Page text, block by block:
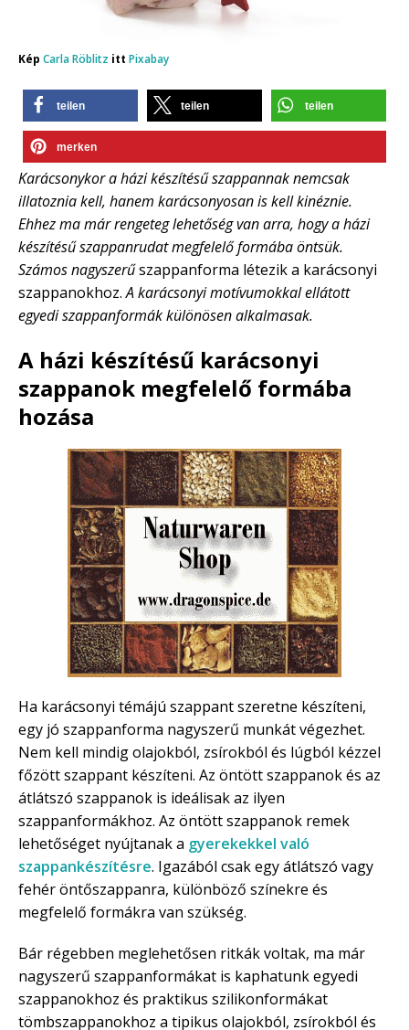
Kép Carla Röblitz itt Pixabay
teilen teilen teilen
merken
Karácsonykor a házi készítésű szappannak nemcsak
illatoznia kell, hanem karácsonyosan is kell kinéznie.
Ehhez ma már rengeteg lehetőség van arra, hogy a házi
készítésű szappanrudat megfelelő formába öntsük.
Számos nagyszerűszappanforma létezik a karácsonyi
szappanokhoz.A karácsonyi motívumokkal ellátott
egyedi szappanformák különösen alkalmasak.
A házi készítésű karácsonyi
szappanok megfelelő formába
hozása
Ha karácsonyi témájú szappant szeretne készíteni,
egy jó szappanforma nagyszerű munkát végezhet.
Nem kell mindig olajokból, zsírokból és lúgból kézzel
főzött szappant készíteni. Az öntött szappanok és az
átlátszó szappanok is ideálisak az ilyen
szappanformákhoz. Az öntött szappanok remek
lehetőséget nyújtanak a gyerekekkel való
szappankészítésre. Igazából csak egy átlátszó vagy
fehér öntőszappanra, különböző színekre és
megfelelő formákra van szükség.
Bár régebben meglehetősen ritkák voltak, ma már
nagyszerű szappanformákat is kaphatunk egyedi
szappanokhoz és praktikus szilikonformákat
tömbszappanokhoz a tipikus olajokból, zsírokból és